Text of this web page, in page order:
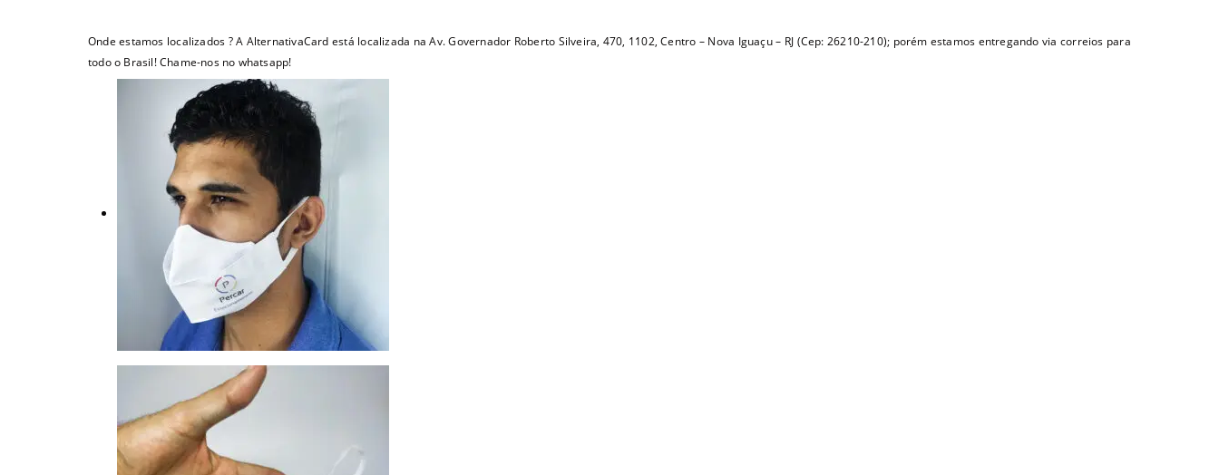
Onde estamos localizados ? A AlternativaCard está localizada na Av. Governador Roberto Silveira, 470, 1102, Centro – Nova Iguaçu – RJ (Cep: 26210-210); porém estamos entregando via correios para
todo o Brasil! Chame-nos no whatsapp!